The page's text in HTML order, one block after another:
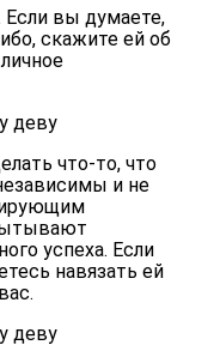
Если вы думаете,
скажите ей об
что-то, что
и не
успеха. Если
навязать ей